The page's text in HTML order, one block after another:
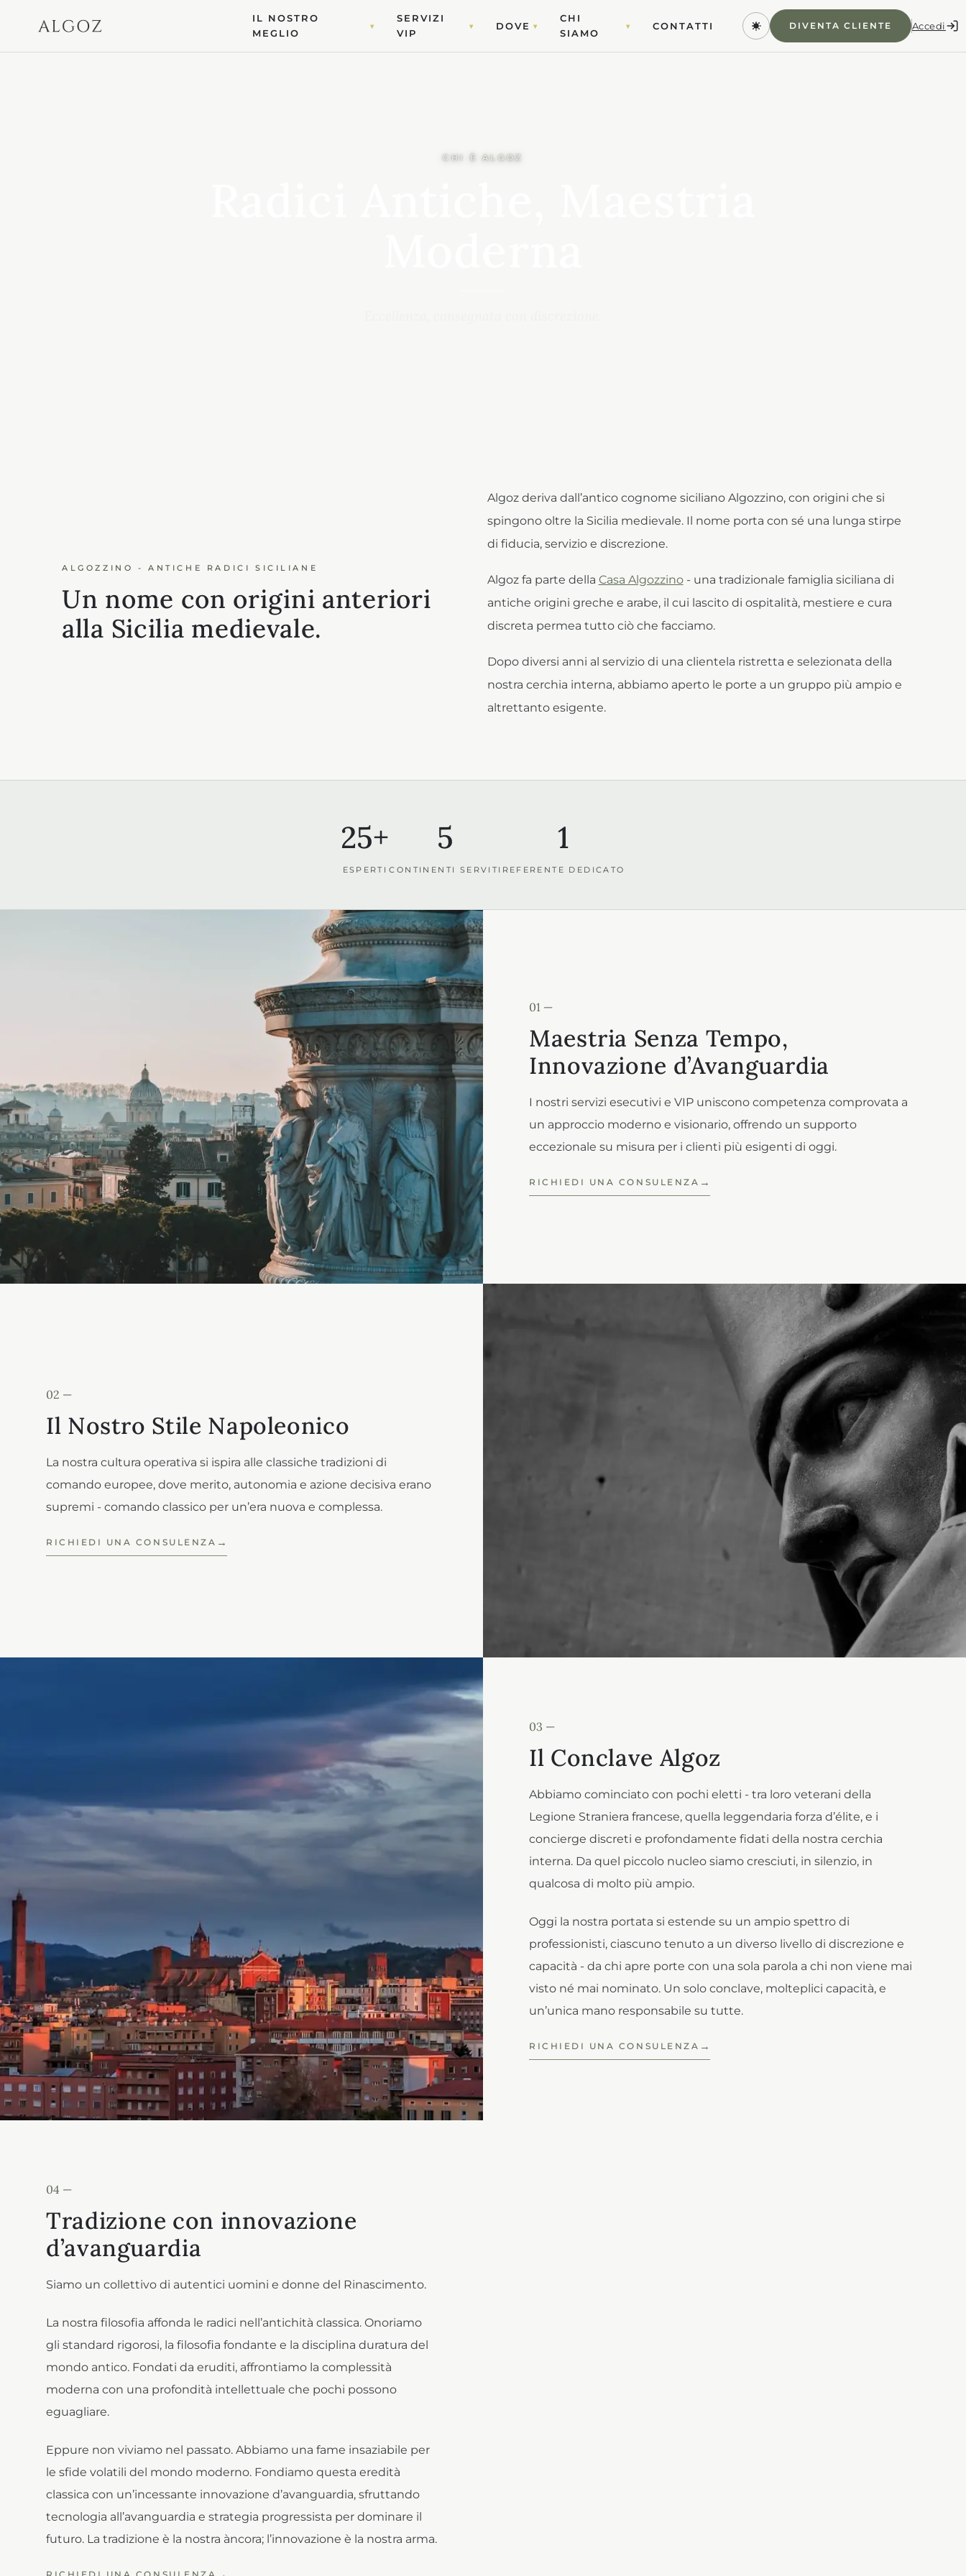
IL NOSTRO
MEGLIO
▾
SERVIZI
VIP
▾ DOVE ▾
CHI
SIAMO
▾ CONTATTI DIVENTA CLIENTE Accedi
CHI È ALGOZ
ALGOZZINO - ANTICHE RADICI SICILIANE
Un nome con origini anteriori
alla Sicilia medievale.
Algoz deriva dall’antico cognome siciliano Algozzino, con origini che si
spingono oltre la Sicilia medievale. Il nome porta con sé una lunga stirpe
di fiducia, servizio e discrezione.
Algoz fa parte della Casa Algozzino- una tradizionale famiglia siciliana di
antiche origini greche e arabe, il cui lascito di ospitalità, mestiere e cura
discreta permea tutto ciò che facciamo.
Dopo diversi anni al servizio di una clientela ristretta e selezionata della
nostra cerchia interna, abbiamo aperto le porte a un gruppo più ampio e
altrettanto esigente.
25+
ESPERTI
5
CONTINENTI SERVITI
1
REFERENTE DEDICATO
01 —
Maestria Senza Tempo,
Innovazione d’Avanguardia
I nostri servizi esecutivi e VIP uniscono competenza comprovata a
un approccio moderno e visionario, offrendo un supporto
eccezionale su misura per i clienti più esigenti di oggi.
RICHIEDI UNA CONSULENZA
02 —
Il Nostro Stile Napoleonico
La nostra cultura operativa si ispira alle classiche tradizioni di
comando europee, dove merito, autonomia e azione decisiva erano
supremi - comando classico per un’era nuova e complessa.
RICHIEDI UNA CONSULENZA
03 —
Il Conclave Algoz
Abbiamo cominciato con pochi eletti - tra loro veterani della
Legione Straniera francese, quella leggendaria forza d’élite, e i
concierge discreti e profondamente fidati della nostra cerchia
interna. Da quel piccolo nucleo siamo cresciuti, in silenzio, in
qualcosa di molto più ampio.
Oggi la nostra portata si estende su un ampio spettro di
professionisti, ciascuno tenuto a un diverso livello di discrezione e
capacità - da chi apre porte con una sola parola a chi non viene mai
visto né mai nominato. Un solo conclave, molteplici capacità, e
un’unica mano responsabile su tutte.
RICHIEDI UNA CONSULENZA
04 —
Tradizione con innovazione
d’avanguardia
Siamo un collettivo di autentici uomini e donne del Rinascimento.
La nostra filosofia affonda le radici nell’antichità classica. Onoriamo
gli standard rigorosi, la filosofia fondante e la disciplina duratura del
mondo antico. Fondati da eruditi, affrontiamo la complessità
moderna con una profondità intellettuale che pochi possono
eguagliare.
Eppure non viviamo nel passato. Abbiamo una fame insaziabile per
le sfide volatili del mondo moderno. Fondiamo questa eredità
classica con un’incessante innovazione d’avanguardia, sfruttando
tecnologia all’avanguardia e strategia progressista per dominare il
futuro. La tradizione è la nostra àncora; l’innovazione è la nostra arma.